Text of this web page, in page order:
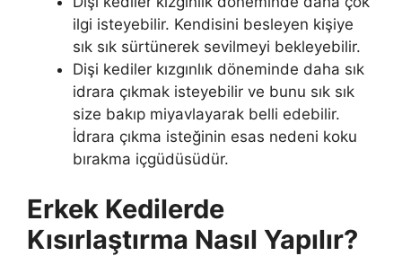
ilgi isteyebilir. Kendisini besleyen kişiye
sık sık sürtünerek sevilmeyi bekleyebilir.
Dişi kediler kızgınlık döneminde daha sık
idrara çıkmak isteyebilir ve bunu sık sık
size bakıp miyavlayarak belli edebilir.
İdrara çıkma isteğinin esas nedeni koku
bırakma içgüdüsüdür.
Erkek Kedilerde
Kısırlaştırma Nasıl Yapılır?